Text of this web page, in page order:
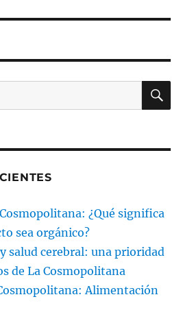
¿Qué significa
sea orgánico?
salud cerebral: una prioridad
de La Cosmopolitana
Alimentación